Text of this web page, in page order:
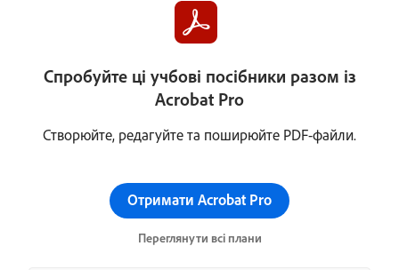
Спробуйте ці учбові посібники разом із
Acrobat Pro
Створюйте, редагуйте та поширюйте PDF-файли.
Отримати Acrobat Pro
Переглянути всі плани